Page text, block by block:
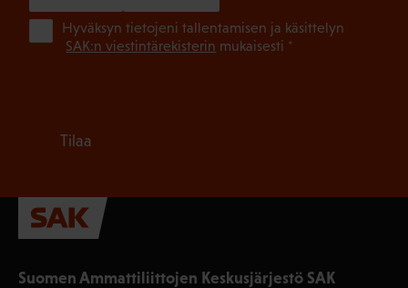
Suomen Ammattiliittojen Keskusjärjestö SAK
Hyväksyn tietojeni tallentamisen ja käsittelyn
SAK:n viestintärekisterin mukaisesti *
Tilaa